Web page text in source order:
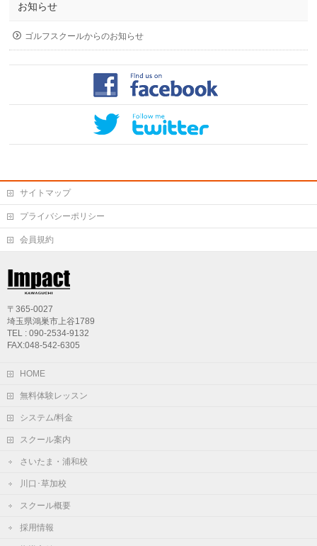
お知らせ
ゴルフスクールからのお知らせ
サイトマップ
プライバシーポリシー
会員規約
〒365-0027
埼玉県鴻巣市上谷1789
TEL : 090-2534-9132
FAX:048-542-6305
HOME
無料体験レッスン
システム/料金
スクール案内
さいたま・浦和校
川口･草加校
スクール概要
採用情報